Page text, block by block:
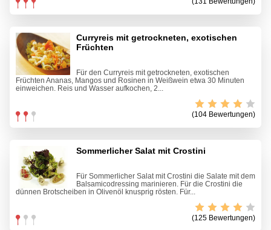
Curryreis mit getrockneten, exotischen
Früchten
Für den Curryreis mit getrockneten, exotischen
Früchten Ananas, Mangos und Rosinen in Weißwein etwa 30 Minuten
einweichen. Reis und Wasser aufkochen, 2...
(104 Bewertungen)
Sommerlicher Salat mit Crostini
Für Sommerlicher Salat mit Crostini die Salate mit dem
Balsamicodressing marinieren. Für die Crostini die
dünnen Brotscheiben in Olivenöl knusprig rösten. Für...
(125 Bewertungen)